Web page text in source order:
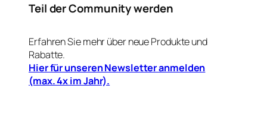
Teil der Community werden
Erfahren Sie mehr über neue Produkte und
Rabatte.
Hier für unseren Newsletter anmelden
(max. 4x im Jahr).